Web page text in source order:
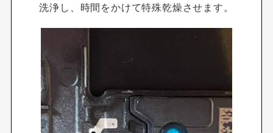
洗浄し、時間をかけて特殊乾燥させます。